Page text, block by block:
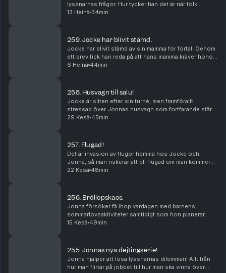
lyssnarnas frågor. Hur tycker han det är när folk
kommer fram och tar kort? Och hur är det att följa med
13 Heinä 34min
259. Jocke har blivit stämd.
Jocke har blivit stämd av sin mamma för förtal. Genom
ett brev fick han reda på att hans mamma kräver honom
på 50.000 kr. Hur känns det? Och hur påverkas han?
6 Heinä 44min
258. Husvagn till salu!
Jocke är sliten efter sin turné, men framförallt
stressad över Jonnas husvagn som fortfarande står
kvar vid huset. Han försöker sälja den i podden,
29 Kesä 45min
257. Flugad!
Det är invasion av flugor hemma hos Jocke och
Jonna, så man riskerar att bli flugad om man kommer
på besök. Jonna hävdar att Jocke är mest fåfäng i
22 Kesä 48min
256. Bröllopskaos.
Jonna försöker få ihop vardagen med barnens
sommarlovsaktiviteter samtidigt som hon planerar
bröllopet. Hjärnan är mos och stressen över att hinna
15 Kesä 49min
255. Jonnas nya dejtingserie!
Jonna hjälper att lösa lyssnarnas dilemman! Allt från
hur man flirtar på jobbet till hur man ska vinna över